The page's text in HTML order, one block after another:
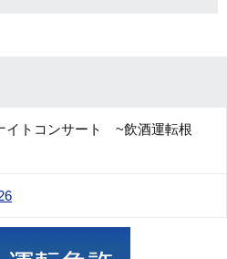
トコンサート ~飲酒運転根